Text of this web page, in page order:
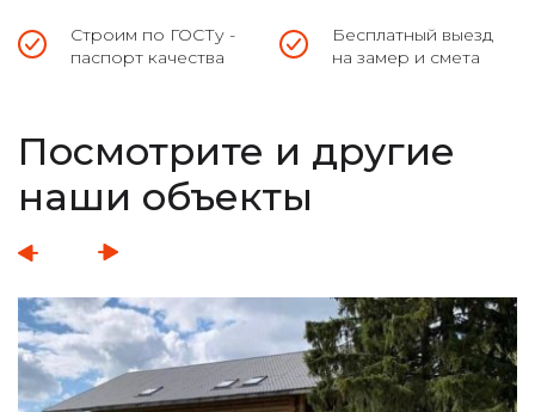
Строим по ГОСТу -
паспорт качества
Бесплатный выезд
на замер и смета
Посмотрите и другие
наши объекты